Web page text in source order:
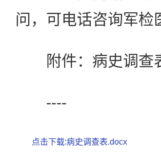
问，可电话咨询军
附件：病史调查
----
点击下载:病史调查表.docx